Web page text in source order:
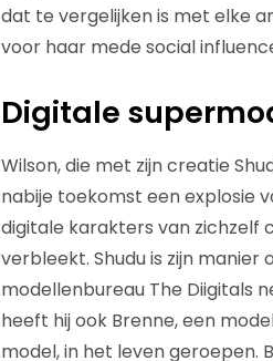
dat te vergelijken is met elke
voor haar mede social
Digitale
Wilson, die met zijn creatie
nabije toekomst een explosie
digitale karakters van zichzelf
verbleekt. Shudu is zijn
modellenbureau The Diigitals
heeft hij ook Brenne, een
model, in het leven geroepen.